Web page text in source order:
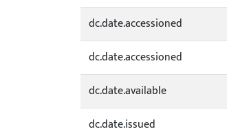
dc.date.accessioned
dc.date.accessioned
dc.date.available
dc.date.issued